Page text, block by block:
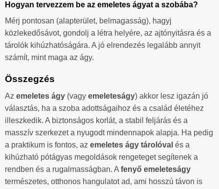
Hogyan tervezzem be az emeletes ágyat a szobába?
Mérj pontosan (alapterület, belmagasság), hagyj
közlekedősávot, gondolj a létra helyére, az ajtónyitásra és a
tárolók kihúzhatóságára. A jó elrendezés legalább annyit
számít, mint maga az ágy.
Összegzés
Az emeletes ágy (vagy emeleteságy) akkor lesz igazán jó
választás, ha a szoba adottságaihoz és a család életéhez
illeszkedik. A biztonságos korlát, a stabil feljárás és a
masszív szerkezet a nyugodt mindennapok alapja. Ha pedig
a praktikum is fontos, az emeletes ágy tárolóval és a
kihúzható pótágyas megoldások rengeteget segítenek a
rendben és a rugalmasságban. A fenyő emeleteságy
természetes, otthonos hangulatot ad, ami hosszú távon is